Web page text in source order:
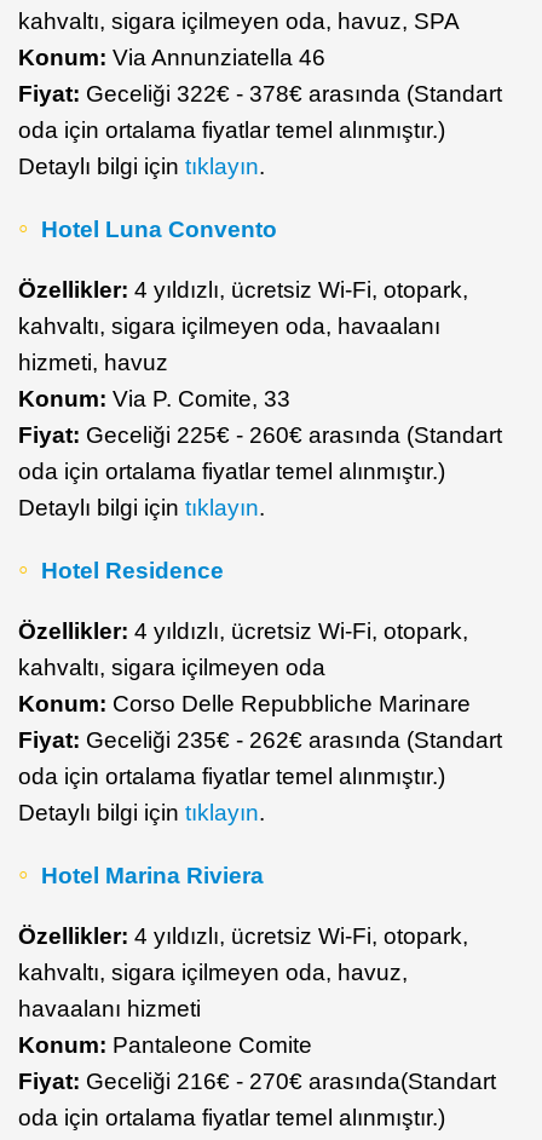
kahvaltı, sigara içilmeyen oda, havuz, SPA
Konum: Via Annunziatella 46
Fiyat: Geceliği 322€ - 378€ arasında (Standart
oda için ortalama fiyatlar temel alınmıştır.)
Detaylı bilgi için tıklayın.
Hotel Luna Convento
Özellikler: 4 yıldızlı, ücretsiz Wi-Fi, otopark,
kahvaltı, sigara içilmeyen oda, havaalanı
hizmeti, havuz
Konum: Via P. Comite, 33
Fiyat: Geceliği 225€ - 260€ arasında (Standart
oda için ortalama fiyatlar temel alınmıştır.)
Detaylı bilgi için tıklayın.
Hotel Residence
Özellikler: 4 yıldızlı, ücretsiz Wi-Fi, otopark,
kahvaltı, sigara içilmeyen oda
Konum: Corso Delle Repubbliche Marinare
Fiyat: Geceliği 235€ - 262€ arasında (Standart
oda için ortalama fiyatlar temel alınmıştır.)
Detaylı bilgi için tıklayın.
Hotel Marina Riviera
Özellikler: 4 yıldızlı, ücretsiz Wi-Fi, otopark,
kahvaltı, sigara içilmeyen oda, havuz,
havaalanı hizmeti
Konum: Pantaleone Comite
Fiyat: Geceliği 216€ - 270€ arasında(Standart
oda için ortalama fiyatlar temel alınmıştır.)